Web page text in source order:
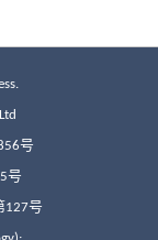
号
号
127号